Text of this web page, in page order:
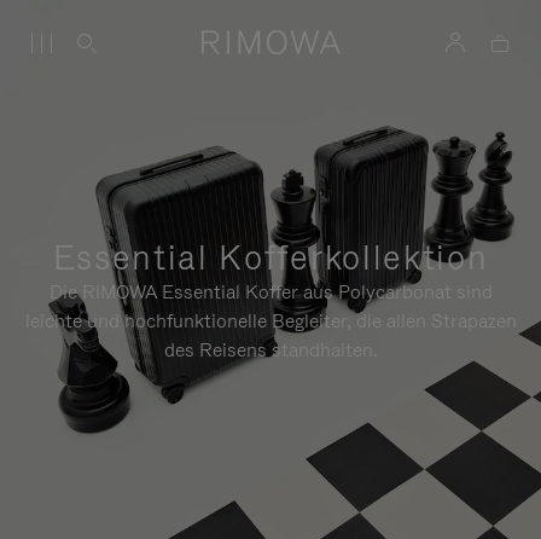
Essential Kofferkollektion
Die RIMOWA Essential Koffer aus Polycarbonat sind
leichte und hochfunktionelle Begleiter, die allen Strapazen
des Reisens standhalten.